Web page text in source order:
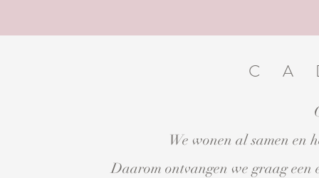
We wonen al samen en
Daarom ontvangen we graag een